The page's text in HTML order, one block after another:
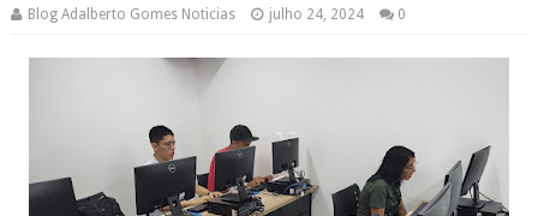
Blog Adalberto Gomes Noticias julho 24, 2024 0